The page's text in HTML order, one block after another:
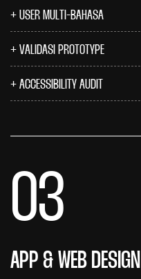
USER MULTI-BAHASA
VALIDASI PROTOTYPE
ACCESSIBILITY AUDIT
03
APP & WEB DESIGN